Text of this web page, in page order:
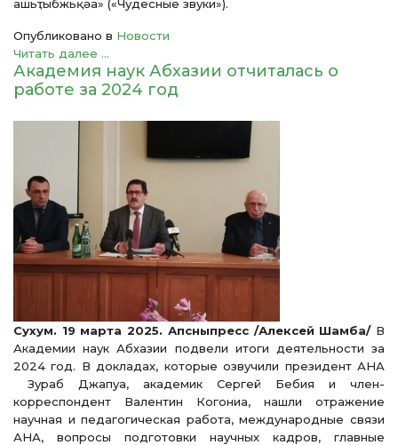
ашьҭыбжьқәа» («Чудесные звуки»).
Опубликовано в Новости
Читать далее ...
Академия наук Абхазии отчиталась о
работе за 2024 год
Сухум. 19 марта 2025. Апсныпресс /Алексей Шамба/В
Академии наук Абхазии подвели итоги деятельности за
2024 год. В докладах, которые озвучили президент АНА
Зураб Джапуа, академик Сергей Бебия и член-
корреспондент Валентин Когониа, нашли отражение
научная и педагогическая работа, международные связи
АНА, вопросы подготовки научных кадров, главные